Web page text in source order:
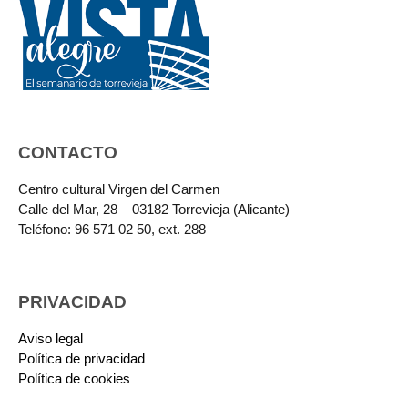
CONTACTO
Centro cultural Virgen del Carmen
Calle del Mar, 28 – 03182 Torrevieja (Alicante)
Teléfono: 96 571 02 50, ext. 288
PRIVACIDAD
Aviso legal
Política de privacidad
Política de cookies